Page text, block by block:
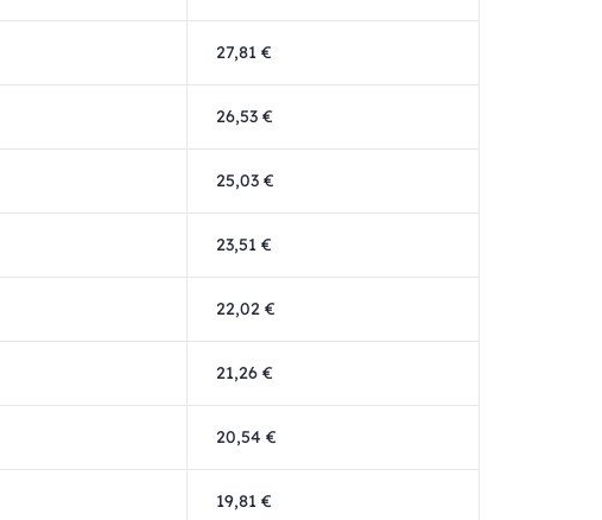
27,81 €
26,53 €
25,03 €
23,51 €
22,02 €
21,26 €
20,54 €
19,81 €